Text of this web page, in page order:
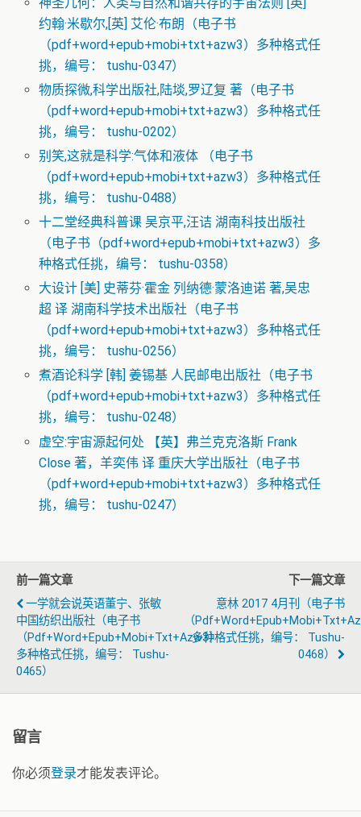
约翰·米歇尔,[英] 艾伦·布朗（电子书
（pdf+word+epub+mobi+txt+azw3）多种格式任
挑，编号： tushu-0347）
物质探微,科学出版社,陆埮,罗辽复 著（电子书
（pdf+word+epub+mobi+txt+azw3）多种格式任
挑，编号： tushu-0202）
别笑,这就是科学:气体和液体 （电子书
（pdf+word+epub+mobi+txt+azw3）多种格式任
挑，编号： tushu-0488）
十二堂经典科普课 吴京平,汪诘 湖南科技出版社
（电子书（pdf+word+epub+mobi+txt+azw3）多
种格式任挑，编号： tushu-0358）
大设计 [美] 史蒂芬·霍金 列纳德·蒙洛迪诺 著,吴忠
超 译 湖南科学技术出版社（电子书
（pdf+word+epub+mobi+txt+azw3）多种格式任
挑，编号： tushu-0256）
煮酒论科学 [韩] 姜锡基 人民邮电出版社（电子书
（pdf+word+epub+mobi+txt+azw3）多种格式任
挑，编号： tushu-0248）
虚空:宇宙源起何处 【英】弗兰克克洛斯 Frank
Close 著，羊奕伟 译 重庆大学出版社（电子书
（pdf+word+epub+mobi+txt+azw3）多种格式任
挑，编号： tushu-0247）
前一篇文章
一学就会说英语董宁、张敏
中国纺织出版社（电子书
（pdf+word+epub+mobi+txt+azw3）
多种格式任挑，编号： Tushu-
0465）
下一篇文章
意林 2017 4月刊（电子书
（
多种格式任挑，编号： Tushu-
0468）
留言
你必须登录才能发表评论。